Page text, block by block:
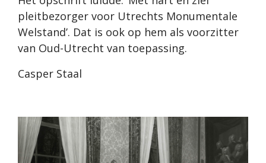
pleitbezorger voor Utrechts Monumentale
Welstand’. Dat is ook op hem als voorzitter
van Oud-Utrecht van toepassing.
Casper Staal